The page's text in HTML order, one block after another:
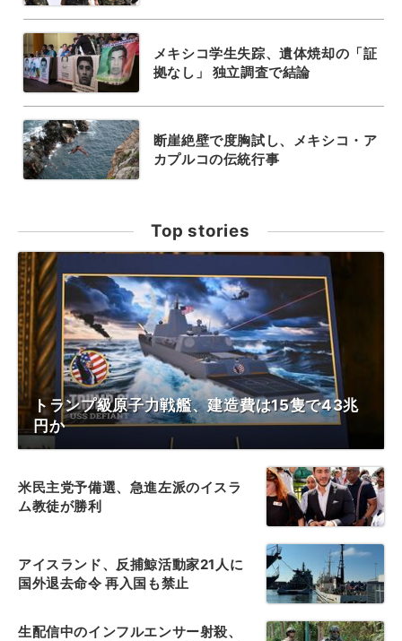
メキシコ学生失踪、遺体焼却の「証
拠なし」 独立調査で結論
断崖絶壁で度胸試し、メキシコ・ア
カプルコの伝統行事
Top stories
トランプ級原子力戦艦、建造費は15隻で43兆
円か
米民主党予備選、急進左派のイスラ
ム教徒が勝利
アイスランド、反捕鯨活動家21人に
国外退去命令 再入国も禁止
生配信中のインフルエンサー射殺、